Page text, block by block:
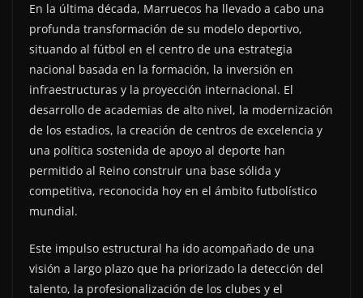
En la última década, Marruecos ha llevado a cabo una
profunda transformación de su modelo deportivo,
situando al fútbol en el centro de una estrategia
nacional basada en la formación, la inversión en
infraestructuras y la proyección internacional. El
desarrollo de academias de alto nivel, la modernización
de los estadios, la creación de centros de excelencia y
una política sostenida de apoyo al deporte han
permitido al Reino construir una base sólida y
competitiva, reconocida hoy en el ámbito futbolístico
mundial.
Este impulso estructural ha ido acompañado de una
visión a largo plazo que ha priorizado la detección del
talento, la profesionalización de los clubes y el